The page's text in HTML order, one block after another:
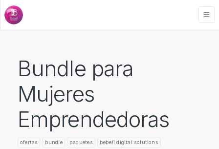
Bundle para
Mujeres
Emprendedoras
ofertas bundle paquetes bebell digital solutions